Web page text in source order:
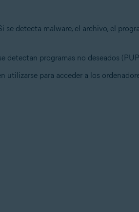
se detecta malware, el archivo, el
detectan programas no deseados
utilizarse para acceder a los